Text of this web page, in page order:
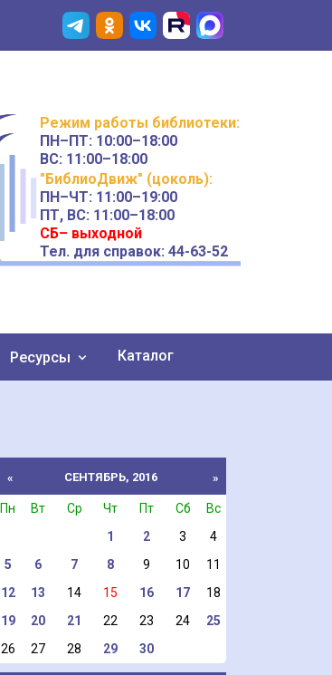
Режим работы библиотеки:
ПН–ПТ: 10:00–18:00
ВС: 11:00–18:00
"БиблиоДвиж" (цоколь):
ПН–ЧТ: 11:00–19:00
ПТ, ВС: 11:00–18:00
СБ– выходной
Тел. для справок: 44-63-52
Ресурсы Каталог
« СЕНТЯБРЬ, 2016 »
Пн Вт Ср Чт Пт Сб
Вс
1
2 3
4
5
6 7 8 9 10
11
12
13 14 15 16 17
18
19
20 21 22 23 24
25
26
27 28 29 30